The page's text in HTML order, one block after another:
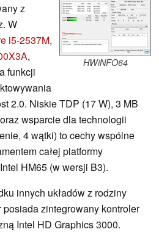
HWiNFO64
z
W
i5-2537M,
,
funkcji
2.0. Niskie TDP (17 W), 3 MB
wsparcie dla technologii
4 wątki) to cechy wspólne
całej platformy
HM65 (w wersji B3).
innych układów z rodziny
zintegrowany kontroler
Intel HD Graphics 3000.